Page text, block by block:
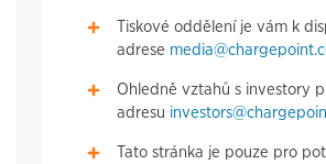
Tiskové oddělení je vám k
adrese
Ohledně vztahů s investory
adresu
Tato stránka je pouze pro